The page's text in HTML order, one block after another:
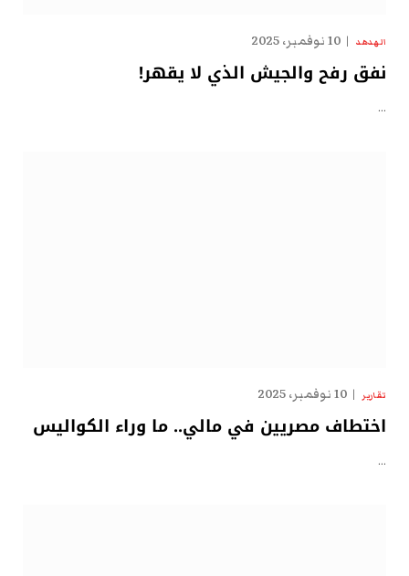
الهدهد 10 نوفمبر، 2025
نفق رفح والجيش الذي لا يقهر!
…
تقارير 10 نوفمبر، 2025
اختطاف مصريين في مالي.. ما وراء الكواليس
…